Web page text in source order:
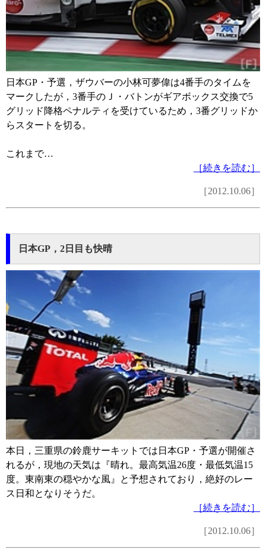
日本GP・予選，ザウバーの小林可夢偉は4番手のタイムを
マークしたが，3番手のＪ・バトンがギアボックス交換で5
グリッド降格ペナルティを受けているため，3番グリッドか
らスタートを切る。
これまで…
［続きを読む］
［2012.10.06］
日本GP，2日目も快晴
本日，三重県の鈴鹿サーキットでは日本GP・予選が開催さ
れるが，現地の天気は『晴れ。最高気温26度・最低気温15
度。東南東の穏やかな風』と予想されており，絶好のレー
ス日和となりそうだ。
［続きを読む］
［2012.10.06］